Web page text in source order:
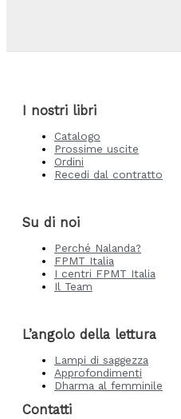
I nostri libri
Catalogo
Prossime uscite
Ordini
Recedi dal contratto
Su di noi
Perché Nalanda?
FPMT Italia
I centri FPMT Italia
Il Team
L’angolo della lettura
Lampi di saggezza
Approfondimenti
Dharma al femminile
Contatti